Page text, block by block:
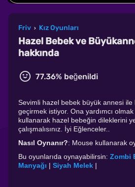
Friv › Kız Oyunları
Hazel Bebek ve
hakkında
77.36% beğenildi
Sevimli hazel bebek büyük annesi
geçirmek istiyor. Ona yardımcı
kullanarak hazel bebeğin dileklerini
çalışmalısınız. İyi Eğlenceler..
Nasıl Oynanır?: Mouse kullanarak
Bu oyunlarıda oynayabilirsin: Zombi
Manyağı | Siyah Melek |